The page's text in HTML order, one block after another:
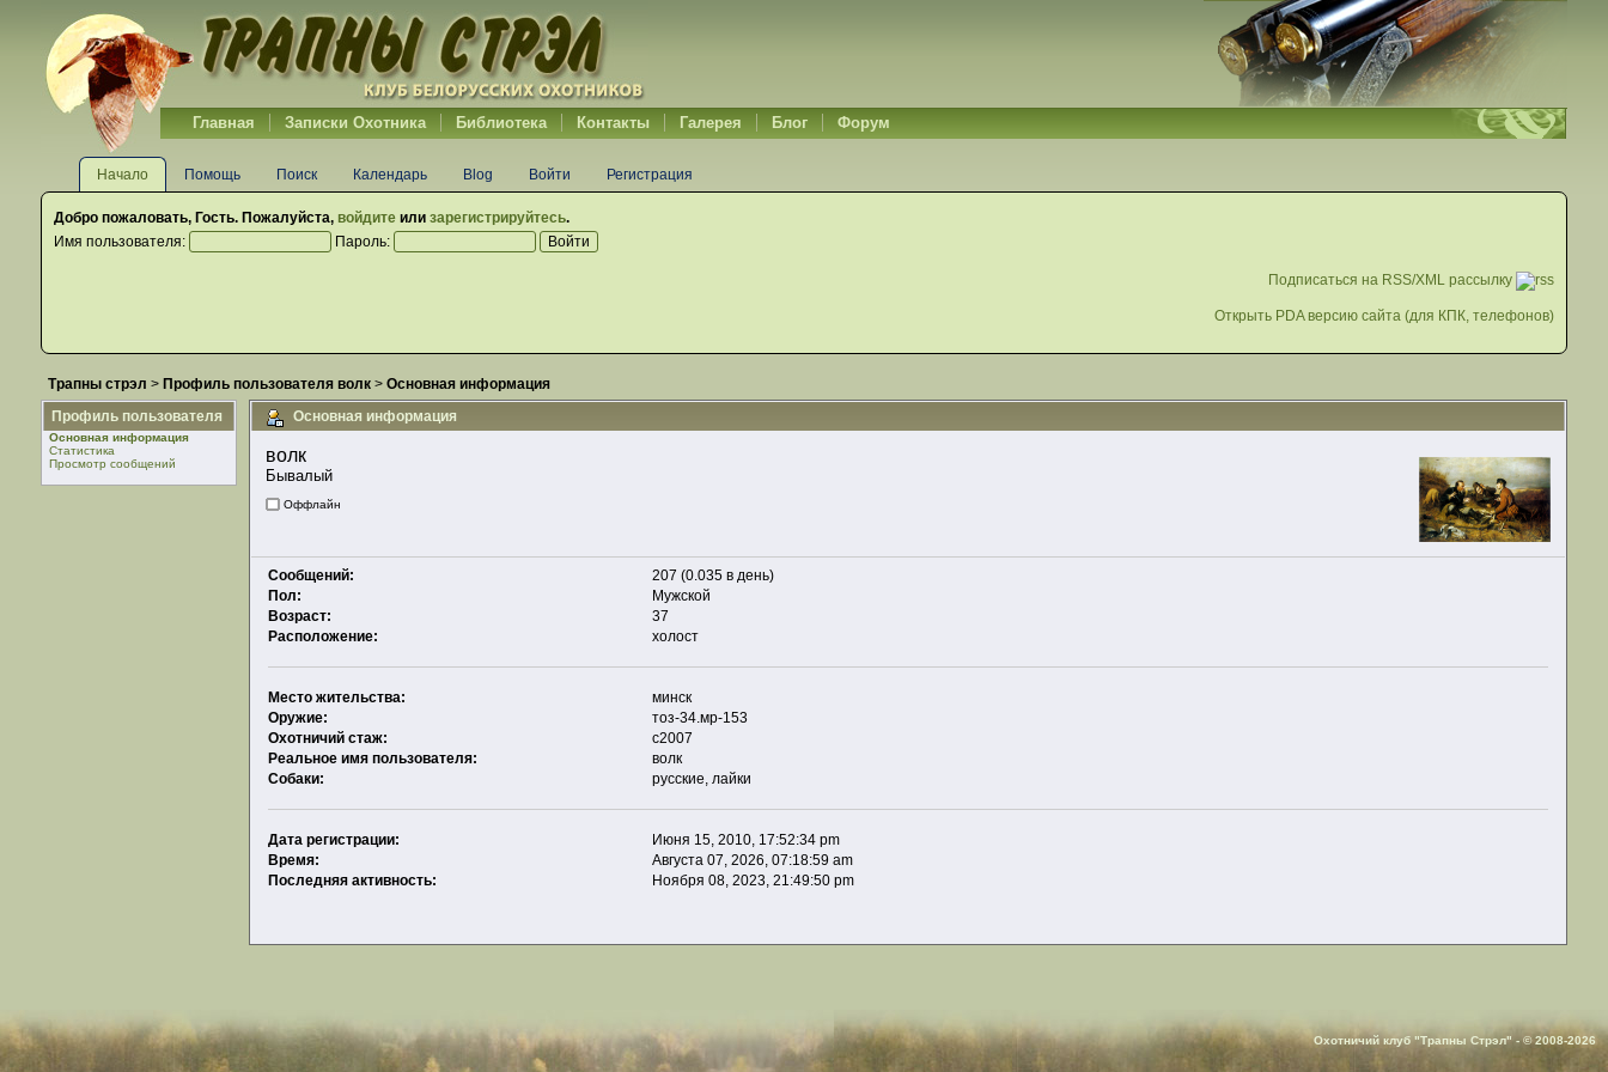
Главная Записки Охотника Библиотека Контакты Галерея Блог Форум
Начало Помощь Поиск Календарь Blog Войти Регистрация
Добро пожаловать, Гость. Пожалуйста, войдитеили зарегистрируйтесь.
Имя пользователя:
Пароль:
Подписаться на RSS/XML рассылку
Открыть PDA версию сайта (для КПК, телефонов)
Трапны стрэл > Профиль пользователя волк> Основная информация
Профиль пользователя
Основная информация
Статистика
Просмотр сообщений
Основная информация
волк
Бывалый
Оффлайн
Сообщений:
207 (0.035 в день)
Пол:
Мужской
Возраст:
37
Расположение:
холост
Место жительства:
минск
Оружие:
тоз-34.мр-153
Охотничий стаж:
с2007
Реальное имя пользователя:
волк
Собаки:
русские, лайки
Дата регистрации:
Июня 15, 2010, 17:52:34 pm
Время:
Августа 07, 2026, 07:18:59 am
Последняя активность:
Ноября 08, 2023, 21:49:50 pm
Охотничий клуб "Трапны Стрэл" - © 2008-2026